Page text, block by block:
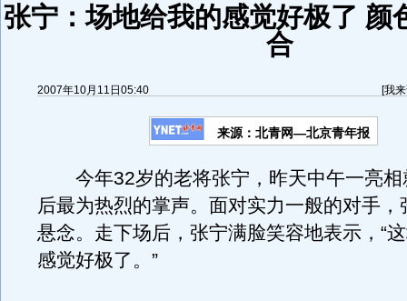
张宁：场地给我的感觉好极了 颜
合
2007年10月11日05:40 [我
来源：北青网—北京青年报
今年32岁的老将张宁，昨天中午一亮相
后最为热烈的掌声。面对实力一般的对手，
悬念。走下场后，张宁满脸笑容地表示，“
感觉好极了。”